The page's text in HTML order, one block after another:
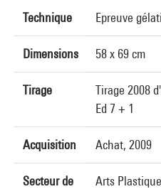
Technique Epreuve
Dimensions 58 x 69 cm
Tirage
Tirage 2008
Ed 7 + 1
Acquisition Achat, 2009
Secteur de
Arts